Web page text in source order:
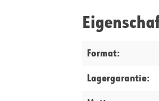
Format:
Lagergarantie: